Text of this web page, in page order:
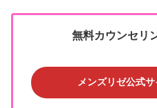
無料カウンセリ
メンズリゼ公式